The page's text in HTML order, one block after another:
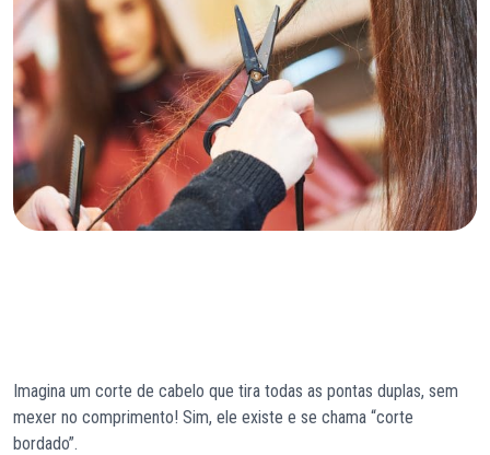
Imagina um corte de cabelo que tira todas as pontas duplas, sem
mexer no comprimento! Sim, ele existe e se chama “corte
bordado”.